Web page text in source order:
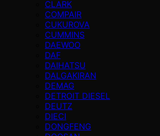
CLARK
COMPAIR
CUKUROVA
CUMMINS
DAEWOO
DAF
DAIHATSU
DALGAKIRAN
DEMAG
DETROIT DIESEL
DEUTZ
DIECI
DONGFENG